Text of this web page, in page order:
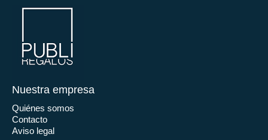
Nuestra empresa
Quiénes somos
Contacto
Aviso legal